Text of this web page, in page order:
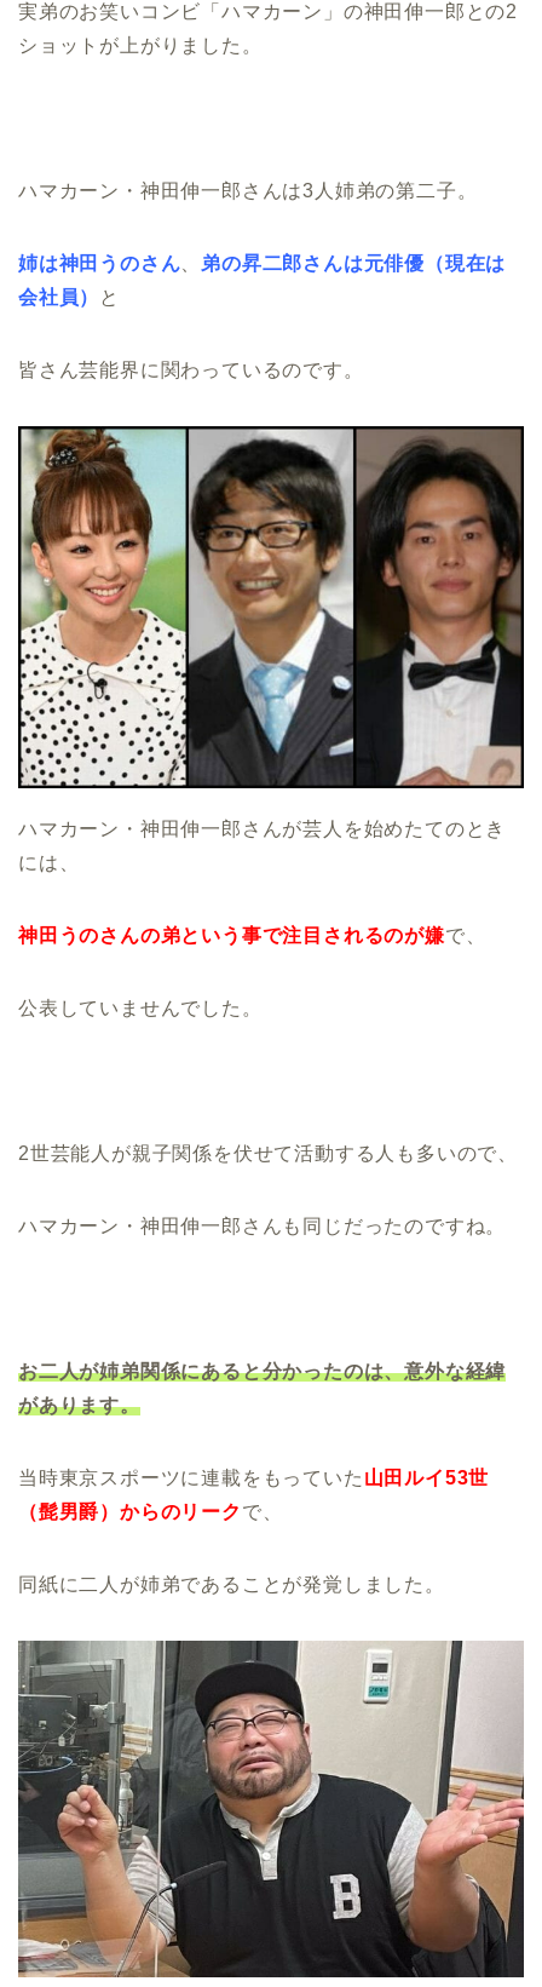
実弟のお笑いコンビ「ハマカーン」の神田伸一郎との2
ショットが上がりました。
ハマカーン・神田伸一郎さんは3人姉弟の第二子。
姉は神田うのさん
弟の昇二郎さんは元俳優（現在は
会社員）
と
皆さん芸能界に関わっているのです。
ハマカーン・神田伸一郎さんが芸人を始めたてのとき
には、
神田うのさんの弟という事で注目されるのが嫌で、
公表していませんでした。
2世芸能人が親子関係を伏せて活動する人も多いので、
ハマカーン・神田伸一郎さんも同じだったのですね。
お二人が姉弟関係にあると分かったのは、意外な経緯
があります。
当時東京スポーツに連載をもっていた 山田ルイ53世
（髭男爵）からのリーク で、
同紙に二人が姉弟であることが発覚しました。